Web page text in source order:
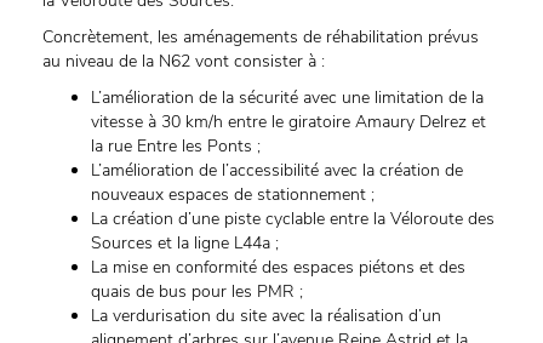
Concrètement, les aménagements de réhabilitation prévus
au niveau de la N62 vont consister à :
L’amélioration de la sécurité avec une limitation de la
vitesse à 30 km/h entre le giratoire Amaury Delrez et
la rue Entre les Ponts ;
L’amélioration de l’accessibilité avec la création de
nouveaux espaces de stationnement ;
La création d’une piste cyclable entre la Véloroute des
Sources et la ligne L44a ;
La mise en conformité des espaces piétons et des
quais de bus pour les PMR ;
La verdurisation du site avec la réalisation d’un